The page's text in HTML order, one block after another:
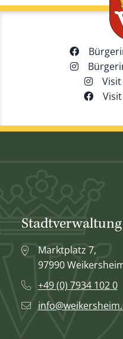
Marktplatz 7,
97990
+49 (0) 7934 102 0